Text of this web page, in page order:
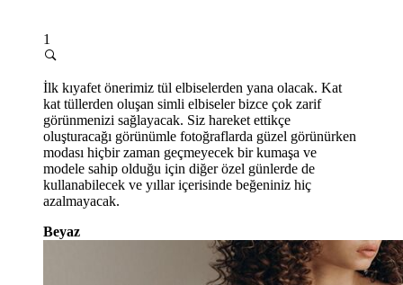
1
İlk kıyafet önerimiz tül elbiselerden yana olacak. Kat
kat tüllerden oluşan simli elbiseler bizce çok zarif
görünmenizi sağlayacak. Siz hareket ettikçe
oluşturacağı görünümle fotoğraflarda güzel görünürken
modası hiçbir zaman geçmeyecek bir kumaşa ve
modele sahip olduğu için diğer özel günlerde de
kullanabilecek ve yıllar içerisinde beğeniniz hiç
azalmayacak.
Beyaz